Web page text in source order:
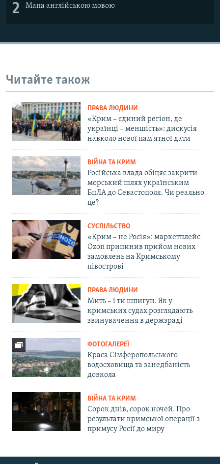
2 Мапа англійською мовою
Читайте також
ПРАВА ЛЮДИНИ
«Крим – єдиний регіон, де
українці – меншість»: дискусія
навколо нової пам'ятної дати
ВІЙНА ТА КРИМ
Російська влада обіцяє закрити
морський шлях українським
БпЛА до Севастополя. Чи реально
це?
СУСПІЛЬСТВО
«Крим – не Росія»: маркетплейс
Ozon припинив прийом нових
замовлень на Кримському
півострові
ПРАВА ЛЮДИНИ
Мить – і ти шпигун. Як у
кримських судах розглядають
звинувачення в держзраді
ФОТОГАЛЕРЕЇ
Краса Сімферопольського
водосховища та занедбаність
довкола
ВІЙНА ТА КРИМ
Сорок днів, сорок ночей. Про
результати кримської операції з
примусу Росії до миру